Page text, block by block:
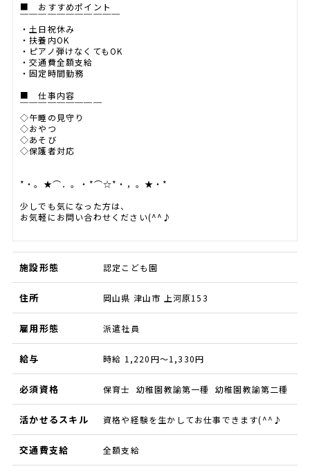
■ おすすめポイント
￣￣￣￣￣￣￣￣￣￣￣
・土日祝休み
・扶養内OK
・ピアノ弾けなくてもOK
・交通費全額支給
・固定時間勤務
■ 仕事内容
￣￣￣￣￣￣￣￣￣
◇午睡の見守り
◇おやつ
◇あそび
◇保護者対応
*・。★⌒．。・*⌒☆*・，。★・*
少しでも気になった方は、
お気軽にお問い合わせください(^^♪
施設形態 認定こども園
住所 岡山県 津山市 上河原153
雇用形態 派遣社員
給与 時給 1,220円～1,330円
必須資格 保育士 幼稚園教諭第一種 幼稚園教諭第二種
活かせるスキル 資格や経験を生かしてお仕事できます(^^♪
交通費支給 全額支給